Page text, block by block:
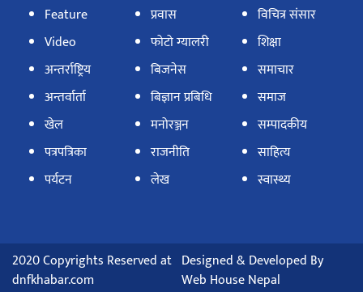
Feature
Video
अन्तर्राष्ट्रिय
अन्तर्वार्ता
खेल
पत्रपत्रिका
पर्यटन
प्रवास
फोटो ग्यालरी
बिजनेस
बिज्ञान प्रबिधि
मनोरञ्जन
राजनीति
लेख
विचित्र संसार
शिक्षा
समाचार
समाज
सम्पादकीय
साहित्य
स्वास्थ्य
2020 Copyrights Reserved at
dnfkhabar.com
Designed & Developed By
Web House Nepal